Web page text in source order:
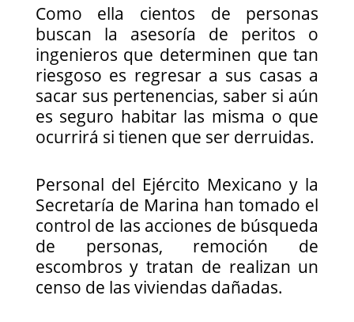
Como ella cientos de personas
buscan la asesoría de peritos o
ingenieros que determinen que tan
riesgoso es regresar a sus casas a
sacar sus pertenencias, saber si aún
es seguro habitar las misma o que
ocurrirá si tienen que ser derruidas.
Personal del Ejército Mexicano y la
Secretaría de Marina han tomado el
control de las acciones de búsqueda
de personas, remoción de
escombros y tratan de realizan un
censo de las viviendas dañadas.